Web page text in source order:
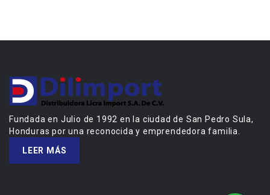
Fundada en Julio de 1992 en la ciudad de San Pedro Sula,
Honduras por una reconocida y emprendedora familia.
LEER MÁS